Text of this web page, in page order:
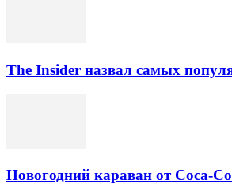
The Insider назвал самых
Новогодний караван от Coca-